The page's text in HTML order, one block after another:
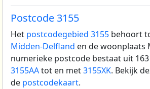
Postcode 3155
Het postcodegebied 3155 behoort
Midden-Delfland en de woonplaats
numerieke postcode bestaat uit
3155AAtot en met3155XK. Bekijk
de postcodekaart.